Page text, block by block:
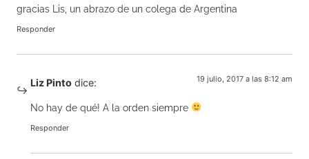
gracias Lis, un abrazo de un colega de Argentina
Responder
Liz Pinto dice: 19 julio, 2017 a las 8:12 am
No hay de qué! A la orden siempre
Responder